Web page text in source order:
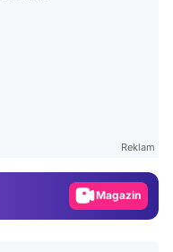
Reklam
Magazin